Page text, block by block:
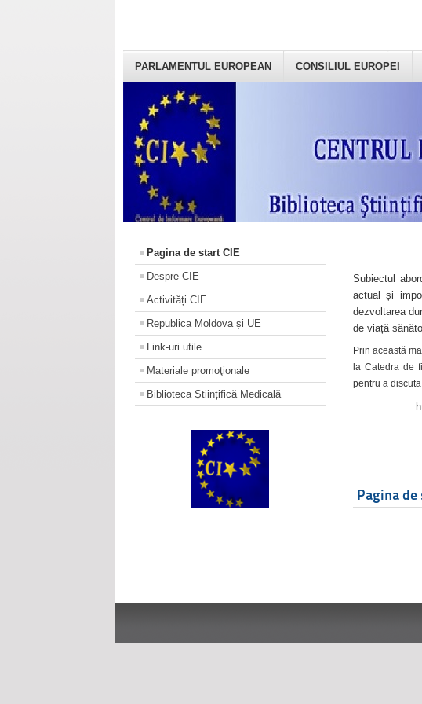
PARLAMENTUL EUROPEAN CONSILIUL EUROPEI
Pagina de start CIE
Despre CIE
Activități CIE
Republica Moldova și UE
Link-uri utile
Materiale promoţionale
Biblioteca Științifică Medicală
Subiectul
actual și
dezvoltarea
de viață
Prin această
la Catedra de
pentru a
Pagina de